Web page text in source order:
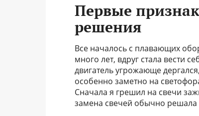
Первые
решения
Все началось с плавающих
много лет, вдруг стала вести
двигатель угрожающе
особенно заметно на
Сначала я грешил на свечи
замена свечей обычно решала